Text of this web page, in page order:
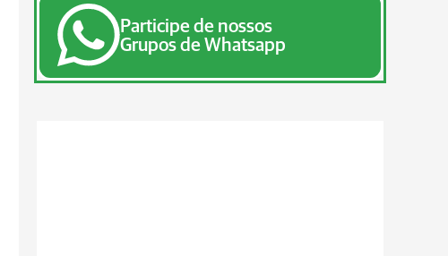
Participe de nossos
Grupos de Whatsapp